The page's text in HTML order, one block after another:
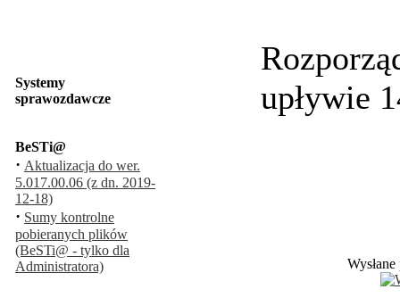
Systemy
sprawozdawcze
BeSTi@
· Aktualizacja do wer.
5.017.00.06 (z dn. 2019-
12-18)
· Sumy kontrolne
pobieranych plików
(BeSTi@ - tylko dla
Administratora)
upływie